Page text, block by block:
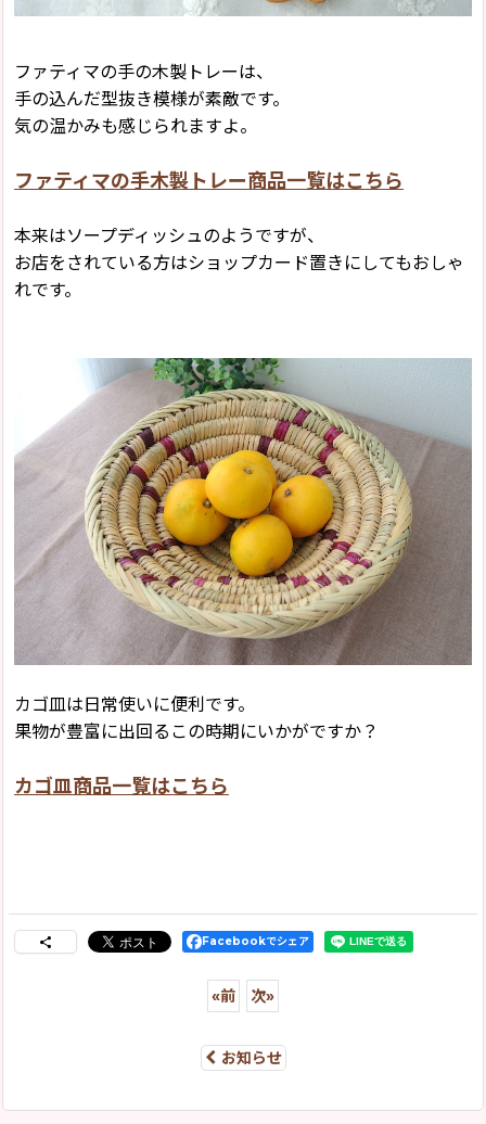
ファティマの手の木製トレーは、
手の込んだ型抜き模様が素敵です。
気の温かみも感じられますよ。
ファティマの手木製トレー商品一覧はこちら
本来はソープディッシュのようですが、
お店をされている方はショップカード置きにしてもおしゃ
れです。
カゴ皿は日常使いに便利です。
果物が豊富に出回るこの時期にいかがですか？
カゴ皿商品一覧はこちら
Facebookでシェア
«前 次»
お知らせ